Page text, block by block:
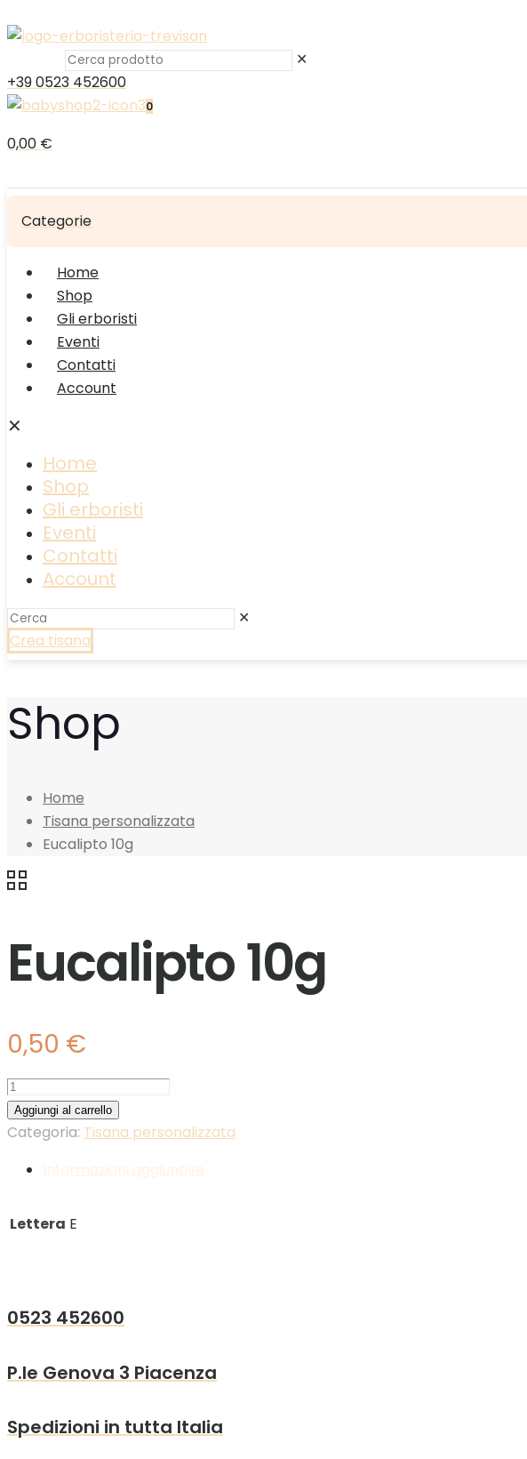
✕
+39 0523 452600
0
0,00 €
Categorie
Home
Shop
Gli erboristi
Eventi
Contatti
Account
✕
Home
Shop
Gli erboristi
Eventi
Contatti
Account
✕
Crea tisana
Shop
Home
Tisana personalizzata
Eucalipto 10g
Eucalipto 10g
0,50 €
Eucalipto
10g
quantità
Aggiungi al carrello
Categoria: Tisana personalizzata
Informazioni aggiuntive
Lettera E
0523 452600
P.le Genova 3 Piacenza
Spedizioni in tutta Italia